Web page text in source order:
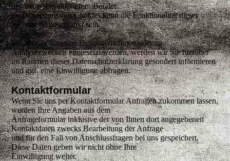
des Browsers aktivieren. Bei der
Deaktivierung von Cookies kann die Funktionalität dieser
Website eingeschränkt sein.
Soweit Cookies von Drittunternehmen oder zu
Analysezwecken eingesetzt werden, werden wir Sie hierüber
im Rahmen dieser Datenschutzerklärung gesondert informieren
und ggf. eine Einwilligung abfragen.
Kontaktformular
Wenn Sie uns per Kontaktformular Anfragen zukommen lassen,
werden Ihre Angaben aus dem
Anfrageformular inklusive der von Ihnen dort angegebenen
Kontaktdaten zwecks Bearbeitung der Anfrage
und für den Fall von Anschlussfragen bei uns gespeichert.
Diese Daten geben wir nicht ohne Ihre
Einwilligung weiter.